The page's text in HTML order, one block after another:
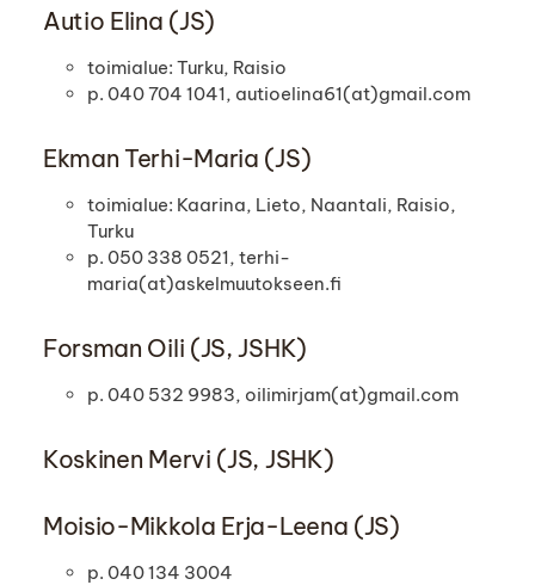
Autio Elina (JS)
toimialue: Turku, Raisio
p. 040 704 1041, autioelina61(at)gmail.com
Ekman Terhi-Maria (JS)
toimialue: Kaarina, Lieto, Naantali, Raisio,
Turku
p. 050 338 0521, terhi-
maria(at)askelmuutokseen.fi
Forsman Oili (JS, JSHK)
p. 040 532 9983, oilimirjam(at)gmail.com
Koskinen Mervi (JS, JSHK)
Moisio-Mikkola Erja-Leena (JS)
p. 040 134 3004